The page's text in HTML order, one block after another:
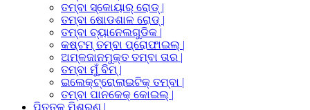
ତମ୍ବା ସ୍କୋୟାର୍ ରୋଡ୍ |
ତମ୍ବା ଷୋଡଶାଳ ରୋଡ୍ |
ତମ୍ବା ଚ୍ୟାନେଲଗୁଡିକ |
କଷ୍ଟମ୍ ତମ୍ବା ପ୍ରୋଫାଇଲ୍ |
ଅମ୍ଳଜାନମୁକ୍ତ ତମ୍ବା ତାର |
ତମ୍ବା ମୁଁ ବିମ୍ |
ଇଲେକ୍ଟ୍ରୋଲାଇଟିକ୍ ତମ୍ବା |
ତମ୍ବା ପାନକେକ୍ କୋଇଲ୍ |
ପିତ୍ତଳ ମିଶ୍ରଣ |